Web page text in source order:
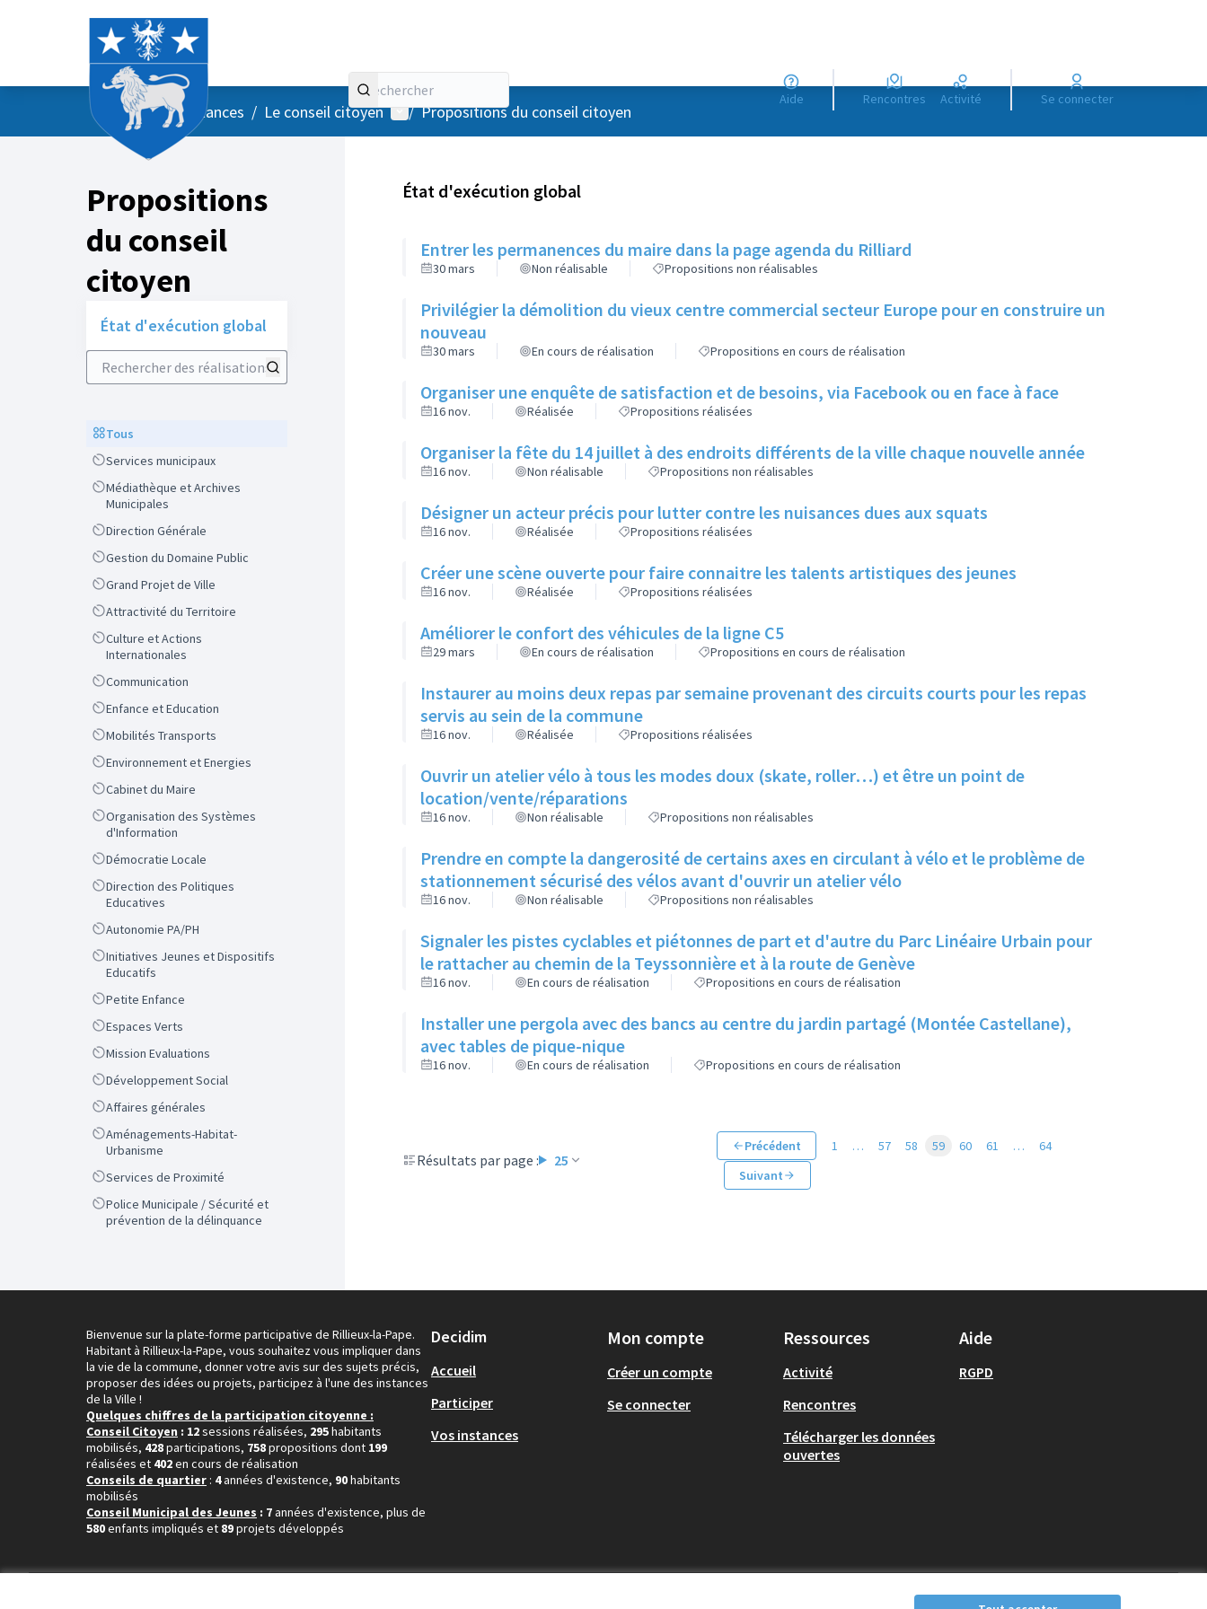
Aide Rencontres Activité Se connecter
AccueilMenu principal
/ Vos instances / Le conseil citoyen Menu utilisateur
/ Propositions du conseil citoyen
Propositions
du conseil
citoyen
État d'exécution global
Rechercher des réalisations
ScopeTous
ScopeServices municipaux
Scope
Médiathèque et Archives
Municipales
ScopeDirection Générale
ScopeGestion du Domaine Public
ScopeGrand Projet de Ville
ScopeAttractivité du Territoire
Scope
Culture et Actions
Internationales
ScopeCommunication
ScopeEnfance et Education
ScopeMobilités Transports
ScopeEnvironnement et Energies
ScopeCabinet du Maire
Scope
Organisation des Systèmes
d'Information
ScopeDémocratie Locale
Scope
Direction des Politiques
Educatives
ScopeAutonomie PA/PH
Scope
Initiatives Jeunes et Dispositifs
Educatifs
ScopePetite Enfance
ScopeEspaces Verts
ScopeMission Evaluations
ScopeDéveloppement Social
ScopeAffaires générales
Scope
Aménagements-Habitat-
Urbanisme
ScopeServices de Proximité
Scope
Police Municipale / Sécurité et
prévention de la délinquance
État d'exécution global
Entrer les permanences du maire dans la page agenda du Rilliard
30 mars Non réalisable Propositions non réalisables
Privilégier la démolition du vieux centre commercial secteur Europe pour en construire un
nouveau
30 mars En cours de réalisation Propositions en cours de réalisation
Organiser une enquête de satisfaction et de besoins, via Facebook ou en face à face
16 nov. Réalisée Propositions réalisées
Organiser la fête du 14 juillet à des endroits différents de la ville chaque nouvelle année
16 nov. Non réalisable Propositions non réalisables
Désigner un acteur précis pour lutter contre les nuisances dues aux squats
16 nov. Réalisée Propositions réalisées
Créer une scène ouverte pour faire connaitre les talents artistiques des jeunes
16 nov. Réalisée Propositions réalisées
Améliorer le confort des véhicules de la ligne C5
29 mars En cours de réalisation Propositions en cours de réalisation
Instaurer au moins deux repas par semaine provenant des circuits courts pour les repas
servis au sein de la commune
16 nov. Réalisée Propositions réalisées
Ouvrir un atelier vélo à tous les modes doux (skate, roller…) et être un point de
location/vente/réparations
16 nov. Non réalisable Propositions non réalisables
Prendre en compte la dangerosité de certains axes en circulant à vélo et le problème de
stationnement sécurisé des vélos avant d'ouvrir un atelier vélo
16 nov. Non réalisable Propositions non réalisables
Signaler les pistes cyclables et piétonnes de part et d'autre du Parc Linéaire Urbain pour
le rattacher au chemin de la Teyssonnière et à la route de Genève
16 nov. En cours de réalisation Propositions en cours de réalisation
Installer une pergola avec des bancs au centre du jardin partagé (Montée Castellane),
avec tables de pique-nique
16 nov. En cours de réalisation Propositions en cours de réalisation
Résultats par page : 25
Précédent 1 … 57 58 59 60 61 …
64
Suivant
Bienvenue sur la plate-forme participative de Rillieux-la-Pape.
Habitant à Rillieux-la-Pape, vous souhaitez vous impliquer dans
la vie de la commune, donner votre avis sur des sujets précis,
proposer des idées ou projets, participez à l'une des instances
de la Ville !
Quelques chiffres de la participation citoyenne :
Conseil Citoyen : 12sessions réalisées, 295habitants
mobilisés, 428participations, 758propositions dont 199
réalisées et 402en cours de réalisation
Conseils de quartier : 4années d'existence, 90habitants
mobilisés
Conseil Municipal des Jeunes : 7années d'existence, plus de
580enfants impliqués et 89projets développés
Decidim
Accueil
Participer
Vos instances
Mon compte
Créer un compte
Se connecter
Ressources
Activité
Rencontres
Télécharger les données
ouvertes
Aide
RGPD